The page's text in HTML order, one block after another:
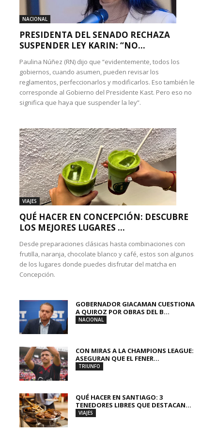
NACIONAL
PRESIDENTA DEL SENADO RECHAZA
SUSPENDER LEY KARIN: “NO...
Paulina Núñez (RN) dijo que “evidentemente, todos los
gobiernos, cuando asumen, pueden revisar los
reglamentos, perfeccionarlos y modificarlos. Eso también le
corresponde al Gobierno del Presidente Kast. Pero eso no
significa que haya que suspender la ley”.
VIAJES
QUÉ HACER EN CONCEPCIÓN: DESCUBRE
LOS MEJORES LUGARES ...
Desde preparaciones clásicas hasta combinaciones con
frutilla, naranja, chocolate blanco y café, estos son algunos
de los lugares donde puedes disfrutar del matcha en
Concepción.
GOBERNADOR GIACAMAN CUESTIONA
A QUIROZ POR OBRAS DEL B...
NACIONAL
CON MIRAS A LA CHAMPIONS LEAGUE:
ASEGURAN QUE EL FENER...
TRIUNFO
QUÉ HACER EN SANTIAGO: 3
TENEDORES LIBRES QUE DESTACAN...
VIAJES